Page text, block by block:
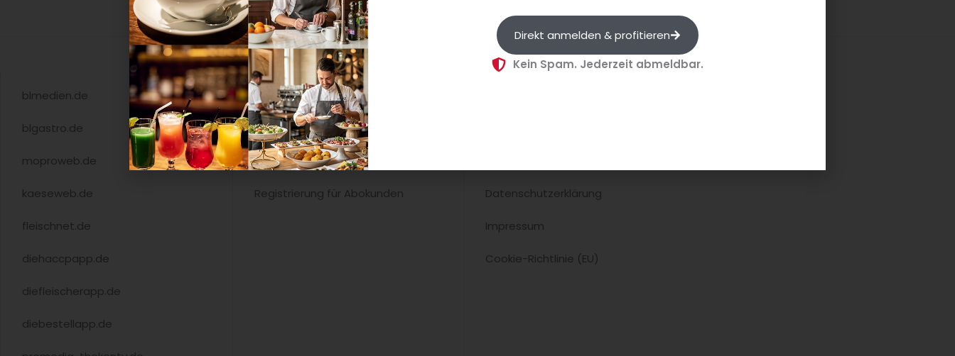
blmedien.de
blgastro.de
moproweb.de
kaeseweb.de
fleischnet.de
diehaccpapp.de
diefleischerapp.de
diebestellapp.de
Shop
Mediadaten
Newsletter Anmeldung
Registrierung für Abokunden Datenschutzerklärung
Impressum
Cookie-Richtlinie (EU)
Direkt anmelden & profitieren
Kein Spam. Jederzeit abmeldbar.